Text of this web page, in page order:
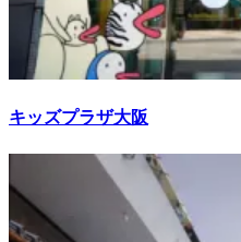
キッズプラザ大阪